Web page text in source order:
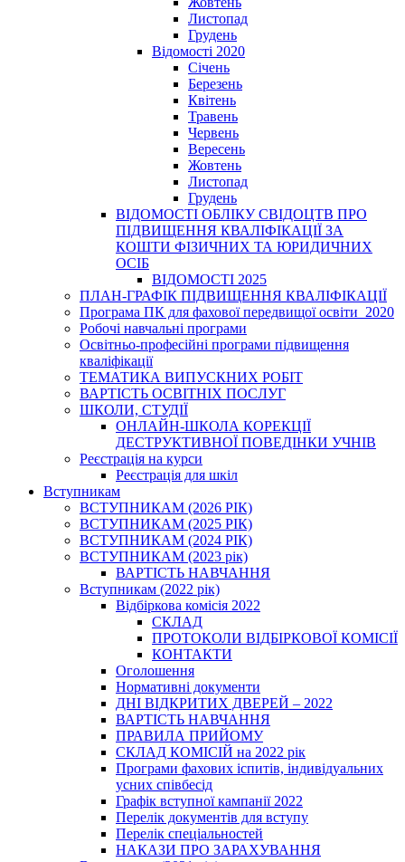
Листопад
Грудень
Відомості 2020
Січень
Березень
Квітень
Травень
Червень
Вересень
Жовтень
Листопад
Грудень
ВІДОМОСТІ ОБЛІКУ СВІДОЦТВ ПРО
ПІДВИЩЕННЯ КВАЛІФІКАЦІЇ ЗА
КОШТИ ФІЗИЧНИХ ТА ЮРИДИЧНИХ
ОСІБ
ВІДОМОСТІ 2025
ПЛАН-ГРАФІК ПІДВИЩЕННЯ КВАЛІФІКАЦІЇ
Програма ПК для фахової передвищої освіти_2020
Робочі навчальні програми
Освітньо-професійні програми підвищення
кваліфікації
ТЕМАТИКА ВИПУСКНИХ РОБІТ
ВАРТІСТЬ ОСВІТНІХ ПОСЛУГ
ШКОЛИ, СТУДІЇ
ОНЛАЙН-ШКОЛА КОРЕКЦІЇ
ДЕСТРУКТИВНОЇ ПОВЕДІНКИ УЧНІВ
Реєстрація на курси
Реєстрація для шкіл
Вступникам
ВСТУПНИКАМ (2026 РІК)
ВСТУПНИКАМ (2025 РІК)
ВСТУПНИКАМ (2024 РІК)
ВСТУПНИКАМ (2023 рік)
ВАРТІСТЬ НАВЧАННЯ
Вступникам (2022 рік)
Відбіркова комісія 2022
СКЛАД
ПРОТОКОЛИ ВІДБІРКОВОЇ КОМІСІЇ
КОНТАКТИ
Оголошення
Нормативні документи
ДНІ ВІДКРИТИХ ДВЕРЕЙ – 2022
ВАРТІСТЬ НАВЧАННЯ
ПРАВИЛА ПРИЙОМУ
СКЛАД КОМІСІЙ на 2022 рік
Програми фахових іспитів, індивідуальних
усних співбесід
Графік вступної кампанії 2022
Перелік документів для вступу
Перелік спеціальностей
НАКАЗИ ПРО ЗАРАХУВАННЯ